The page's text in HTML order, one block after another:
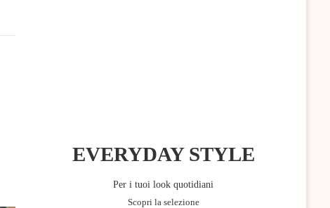
EVERYDAY STYLE
Per i tuoi look quotidiani
Scopri la selezione